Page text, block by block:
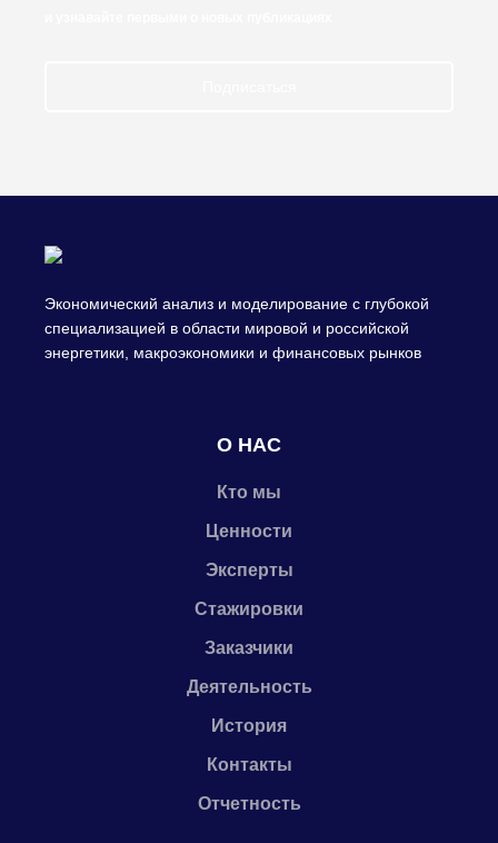
Экономический анализ и моделирование с глубокой
специализацией в области мировой и российской
энергетики, макроэкономики и финансовых рынков
О НАС
Кто мы
Ценности
Эксперты
Стажировки
Заказчики
Деятельность
История
Контакты
Отчетность